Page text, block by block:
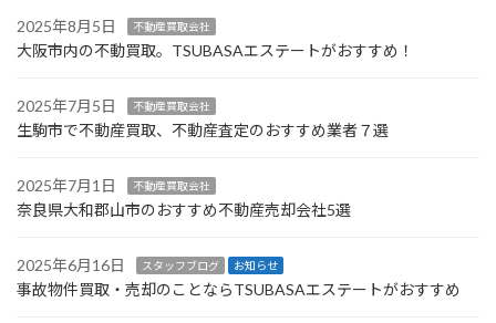
2025年8月5日 不動産買取会社
大阪市内の不動買取。TSUBASAエステートがおすすめ！
2025年7月5日 不動産買取会社
生駒市で不動産買取、不動産査定のおすすめ業者７選
2025年7月1日 不動産買取会社
奈良県大和郡山市のおすすめ不動産売却会社5選
2025年6月16日 スタッフブログ お知らせ
事故物件買取・売却のことならTSUBASAエステートがおすすめ